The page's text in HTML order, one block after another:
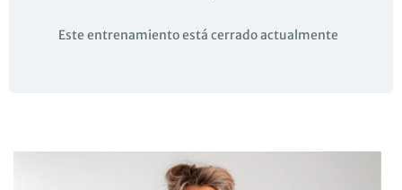
Este entrenamiento está cerrado actualmente